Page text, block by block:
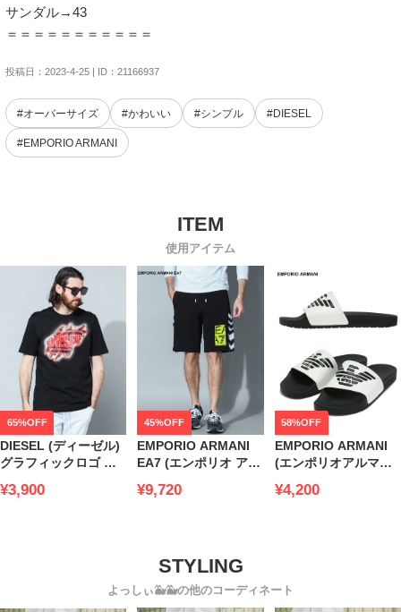
サンダル→43
＝＝＝＝＝＝＝＝＝＝＝
投稿日：2023-4-25 | ID：21166937
#オーバーサイズ #かわいい #シンプル #DIESEL
#EMPORIO ARMANI
使用アイテム
65%OFF
DIESEL (ディーゼル)
グラフィックロゴ ク
ャツ
¥3,900
45%OFF
EMPORIO ARMANI
EA7 (エンポリオ アル
え スウェット ショー
¥9,720
58%OFF
EMPORIO ARMANI
(エンポリオアルマー
イドサンダル
¥4,200
よっしぃ🐳🐳の他のコーディネート